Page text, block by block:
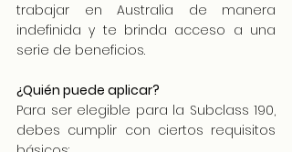
trabajar en Australia de manera
indefinida y te brinda acceso a una
serie de beneficios.
¿Quién puede aplicar?
Para ser elegible para la Subclass 190,
debes cumplir con ciertos requisitos